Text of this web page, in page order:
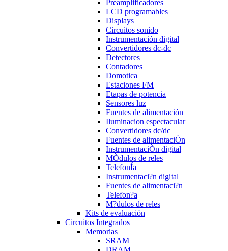
Preamplificadores
LCD programables
Displays
Circuitos sonido
Instrumentación digital
Convertidores dc-dc
Detectores
Contadores
Domotica
Estaciones FM
Etapas de potencia
Sensores luz
Fuentes de alimentación
Iluminacion espectacular
Convertidores dc/dc
Fuentes de alimentaciÒn
InstrumentaciÒn digital
MÒdulos de reles
TelefonÍa
Instrumentaci?n digital
Fuentes de alimentaci?n
Telefon?a
M?dulos de reles
Kits de evaluación
Circuitos Integrados
Memorias
SRAM